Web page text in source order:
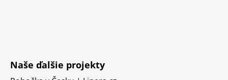
Naše ďalšie projekty